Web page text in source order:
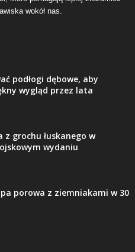
wokół nas.
podłogi dębowe, aby
wygląd przez lata
z grochu łuskanego w
wydaniu
porowa z ziemniakami w 30